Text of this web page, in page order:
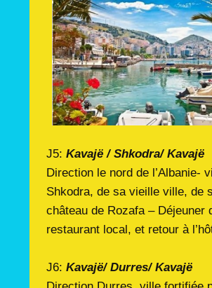
J5: Kavajë / Shkodra/ Kavajë
Direction le nord de l’Albanie-
Shkodra, de sa vieille ville, de
château de Rozafa – Déjeuner
restaurant local, et retour à
J6: Kavajë/ Durres/ Kavajë